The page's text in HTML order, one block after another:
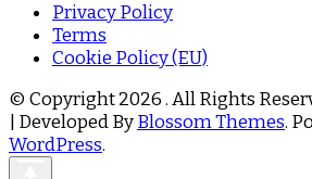
Privacy Policy
Terms
Cookie Policy (EU)
© Copyright 2026. All Rights
| Developed ByBlossom Themes.
WordPress.